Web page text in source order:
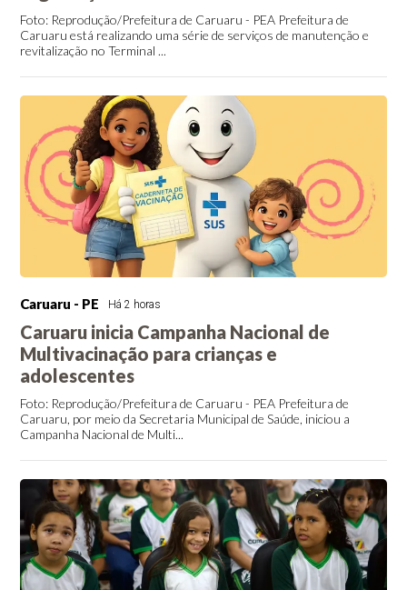
Foto: Reprodução/Prefeitura de Caruaru - PEA Prefeitura de
Caruaru está realizando uma série de serviços de manutenção e
revitalização no Terminal ...
Caruaru - PE Há 2 horas
Caruaru inicia Campanha Nacional de
Multivacinação para crianças e
adolescentes
Foto: Reprodução/Prefeitura de Caruaru - PEA Prefeitura de
Caruaru, por meio da Secretaria Municipal de Saúde, iniciou a
Campanha Nacional de Multi...